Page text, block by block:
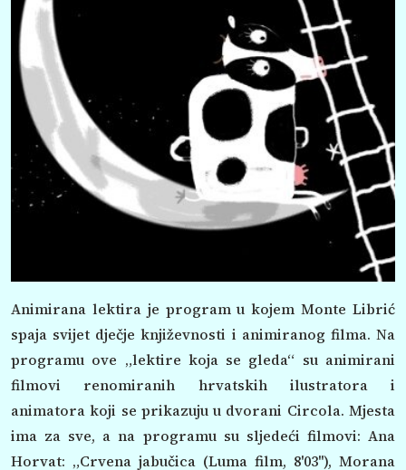
Animirana lektira je program u kojem Monte Librić
spaja svijet dječje književnosti i animiranog filma. Na
programu ove „lektire koja se gleda“ su animirani
filmovi renomiranih hrvatskih ilustratora i
animatora koji se prikazuju u dvorani Circola. Mjesta
ima za sve, a na programu su sljedeći filmovi: Ana
Horvat: „Crvena jabučica (Luma film, 8'03''), Morana